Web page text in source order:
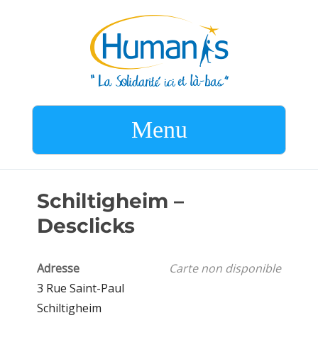
Menu
Schiltigheim –
Desclicks
Carte non disponible
Adresse
3 Rue Saint-Paul
Schiltigheim